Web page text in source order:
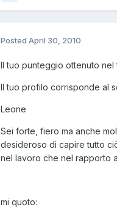
Posted April 30, 2010
Il tuo punteggio ottenuto nel
Il tuo profilo corrisponde al
Leone
Sei forte, fiero ma anche
desideroso di capire tutto
nel lavoro che nel rapporto
mi quoto: